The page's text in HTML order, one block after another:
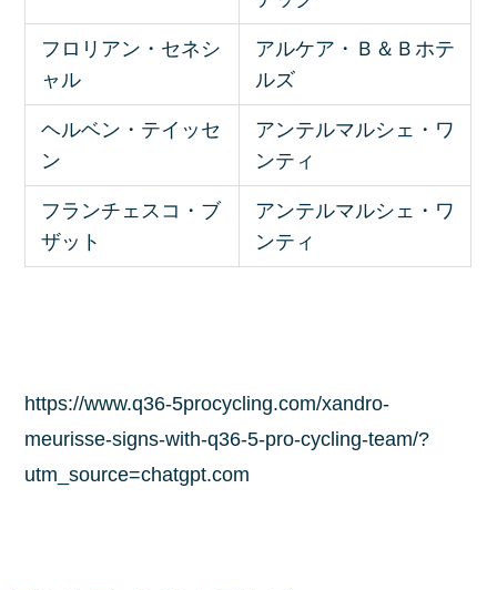
フロリアン・セネシ
ャル
アルケア・Ｂ＆Ｂホテ
ルズ
ヘルベン・テイッセ
ン
アンテルマルシェ・ワ
ンティ
フランチェスコ・ブ
ザット
アンテルマルシェ・ワ
ンティ
https://www.q36-5procycling.com/xandro-
meurisse-signs-with-q36-5-pro-cycling-team/?
utm_source=chatgpt.com